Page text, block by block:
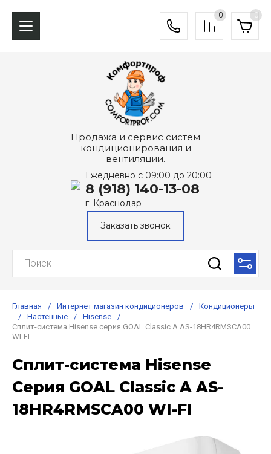
0 0
Продажа и сервис систем
кондиционирования и
вентиляции.
Ежедневно с 09:00 до 20:00
8 (918) 140-13-08
г. Краснодар
Заказать звонок
Главная / Интернет магазин кондиционеров /
Кондиционеры
/
Настенные / Hisense
/
Сплит-система Hisense серия GOAL Classic A AS-18HR4RMSCA00
WI-FI
Сплит-система Hisense
Серия GOAL Classic A AS-
18HR4RMSCA00 WI-FI